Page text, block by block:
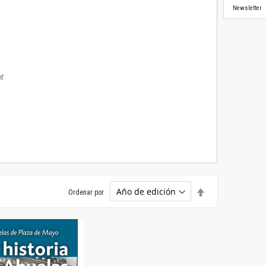
Ordenar por
descendente
Newsletter